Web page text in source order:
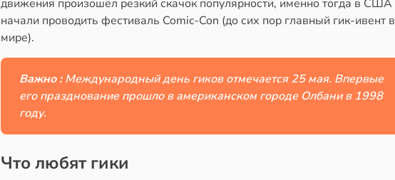
движения произошёл резкий скачок популярности, именно тогда в США
начали проводить фестиваль Comic-Con (до сих пор главный гик-ивент в
мире).
Важно :Международный день гиков отмечается 25 мая. Впервые
его празднование прошло в американском городе Олбани в 1998
году.
Что любят гики